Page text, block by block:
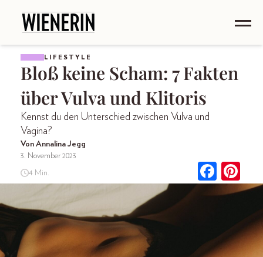
LIFESTYLE
Bloß keine Scham: 7 Fakten
über Vulva und Klitoris
Kennst du den Unterschied zwischen Vulva und
Vagina?
Von Annalina Jegg
3. November 2023
4 Min.